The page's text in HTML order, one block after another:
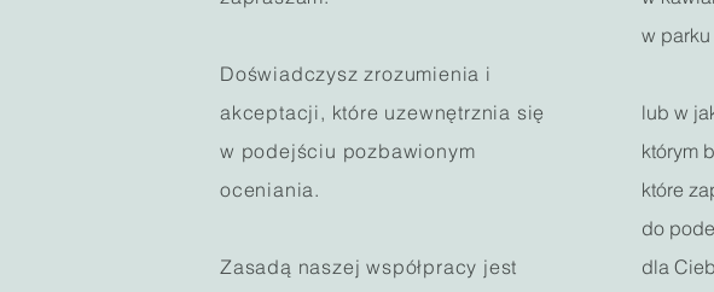
Doświadczysz zrozumienia i
akceptacji, które uzewnętrznia się
w podejściu pozbawionym
oceniania.
Zasadą naszej współpracy jest
w parku
lub w
którym
które
do
dla